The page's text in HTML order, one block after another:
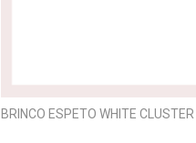
BRINCO ESPETO WHITE CLUSTER II